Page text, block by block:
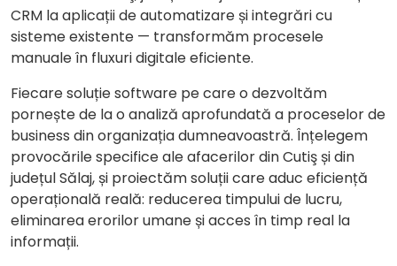
CRM la aplicații de automatizare și integrări cu
sisteme existente — transformăm procesele
manuale în fluxuri digitale eficiente.
Fiecare soluție software pe care o dezvoltăm
pornește de la o analiză aprofundată a proceselor de
business din organizația dumneavoastră. Înțelegem
provocările specifice ale afacerilor din Cutiş și din
județul Sălaj, și proiectăm soluții care aduc eficiență
operațională reală: reducerea timpului de lucru,
eliminarea erorilor umane și acces în timp real la
informații.